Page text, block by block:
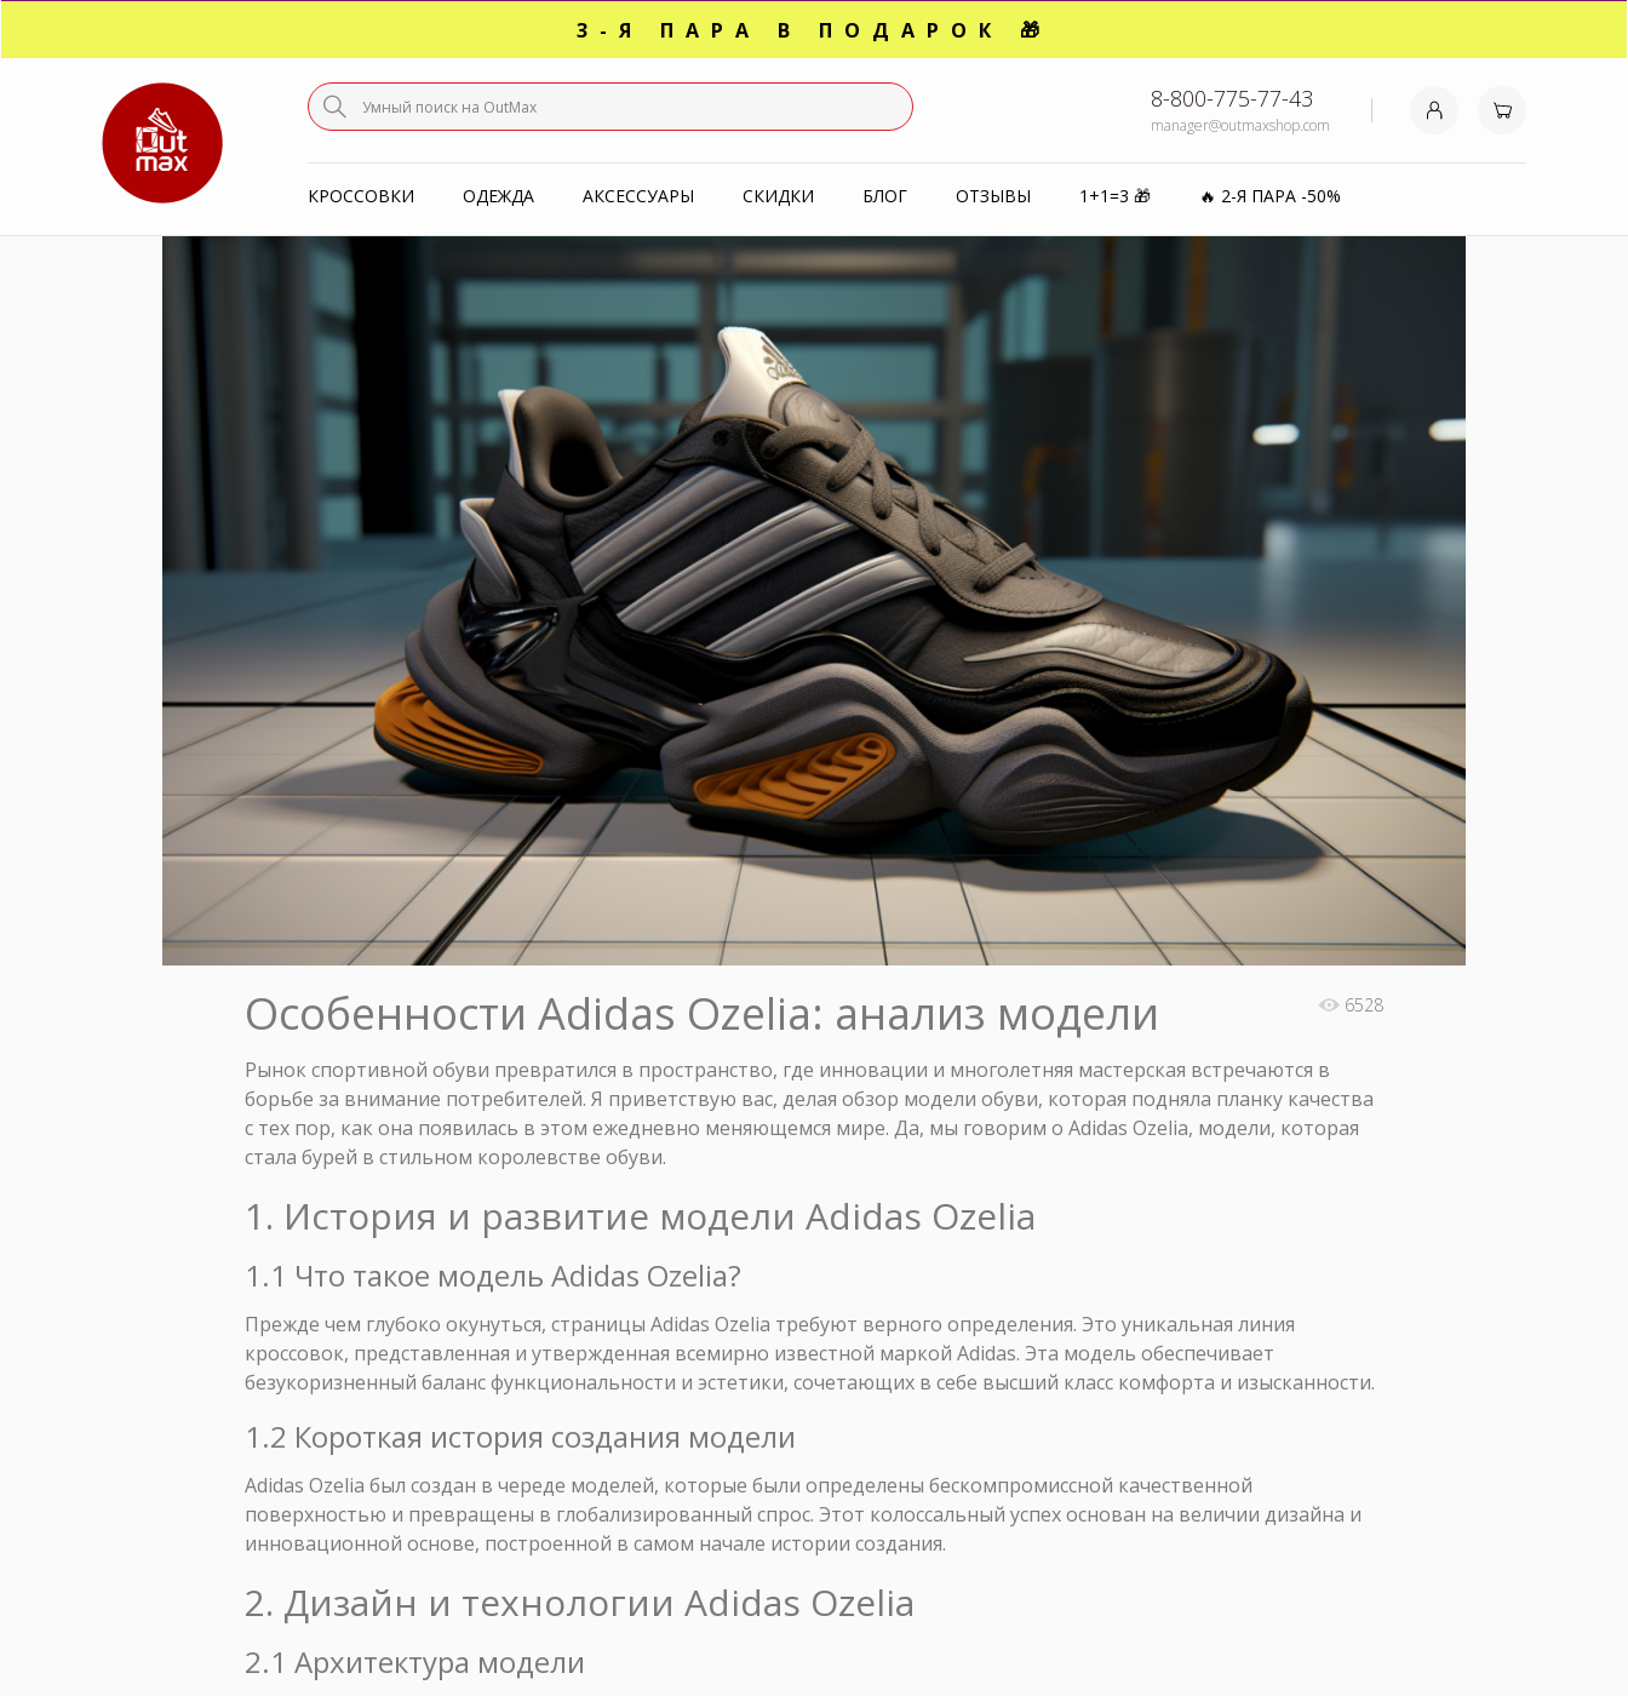
3-Я ПАРА В ПОДАРОК 🎁
ПОСЛЕДНИЕ РАЗМЕРЫ ОТ 1500₽⚡️ 8-800-775-77-43
manager@outmaxshop.com
КРОССОВКИ ОДЕЖДА АКСЕССУАРЫ СКИДКИ БЛОГ ОТЗЫВЫ 1+1=3 🎁 🔥 2-Я ПАРА -50%
Особенности Adidas Ozelia: анализ модели 6528
Рынок спортивной обуви превратился в пространство, где инновации и многолетняя мастерская встречаются в
борьбе за внимание потребителей. Я приветствую вас, делая обзор модели обуви, которая подняла планку качества
с тех пор, как она появилась в этом ежедневно меняющемся мире. Да, мы говорим о Adidas Ozelia, модели, которая
стала бурей в стильном королевстве обуви.
1. История и развитие модели Adidas Ozelia
1.1 Что такое модель Adidas Ozelia?
Прежде чем глубоко окунуться, страницы Adidas Ozelia требуют верного определения. Это уникальная линия
кроссовок, представленная и утвержденная всемирно известной маркой Adidas. Эта модель обеспечивает
безукоризненный баланс функциональности и эстетики, сочетающих в себе высший класс комфорта и изысканности.
1.2 Короткая история создания модели
Adidas Ozelia был создан в череде моделей, которые были определены бескомпромиссной качественной
поверхностью и превращены в глобализированный спрос. Этот колоссальный успех основан на величии дизайна и
инновационной основе, построенной в самом начале истории создания.
2. Дизайн и технологии Adidas Ozelia
2.1 Архитектура модели